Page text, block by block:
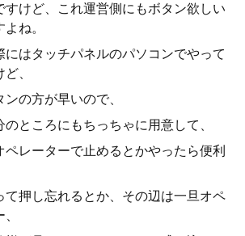
すけど、これ運営側にもボタン欲しい
ね。
にはタッチパネルのパソコンでやって
、
の方が早いので、
ところにもちっちゃに用意して、
ペレーターで止めるとかやったら便利
て押し忘れるとか、その辺は一旦オペ